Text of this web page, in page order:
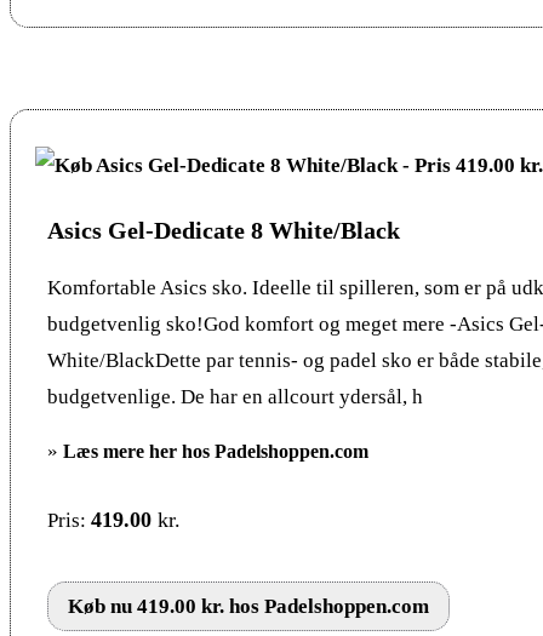
Asics Gel-Dedicate 8 White/Black
Komfortable Asics sko. Ideelle til spilleren, som er på
budgetvenlig sko!God komfort og meget mere -Asics
White/BlackDette par tennis- og padel sko er både
budgetvenlige. De har en allcourt ydersål, h
» Læs mere her hos Padelshoppen.com
Pris: 419.00 kr.
Køb nu 419.00 kr. hos Padelshoppen.com